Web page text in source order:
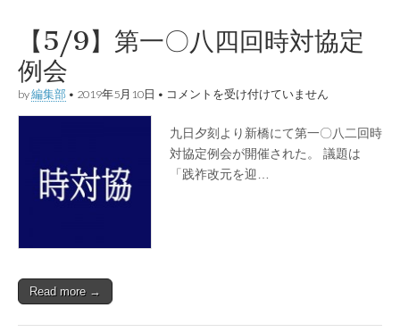
【5/9】第一〇八四回時対協定
例会
by編集部 • 2019年5月10日 • 【5/9】
〇
八
コメントを受け付けていません
九日夕刻より新橋にて第一〇八二回時
対協定例会が開催された。 議題は
「践祚改元を迎…
Read more →